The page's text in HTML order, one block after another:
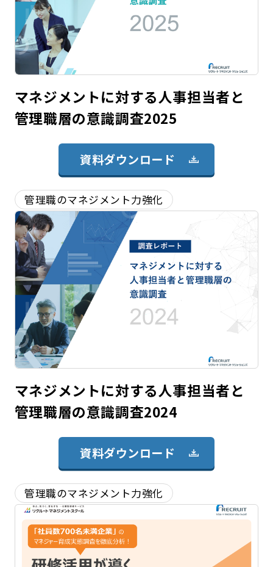
マネジメントに対する人事担当者と
管理職層の意識調査2025
資料ダウンロード
管理職のマネジメント力強化
マネジメントに対する人事担当者と
管理職層の意識調査2024
資料ダウンロード
管理職のマネジメント力強化